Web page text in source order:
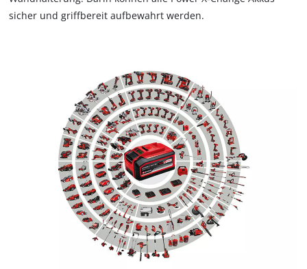
sicher und griffbereit aufbewahrt werden.